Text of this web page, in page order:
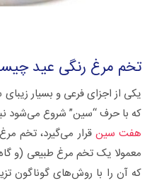
تخم مرغ رنگی عید
یکی از اجزای فرعی و بسیار
که با حرف “سین” شروع می‌شود
هفت سین قرار می‌گیرد، تخم
معمولا یک تخم مرغ طبیعی (و
که آن را با روش‌های گوناگون